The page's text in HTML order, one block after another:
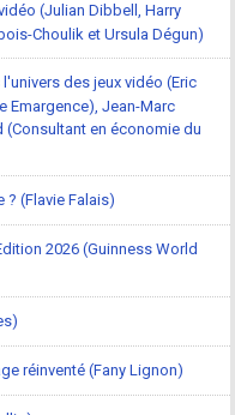
(Julian Dibbell, Harry
Choulik et Ursula Dégun)
des jeux vidéo (Eric
Emargence), Jean-Marc
en économie du
? (Flavie Falais)
2026 (Guinness World
réinventé (Fany Lignon)